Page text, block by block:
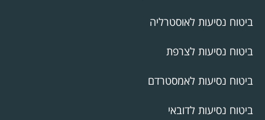
ביטוח נסיעות לאוסטרליה
ביטוח נסיעות לצרפת
ביטוח נסיעות לאמסטרדם
ביטוח נסיעות לדובאי